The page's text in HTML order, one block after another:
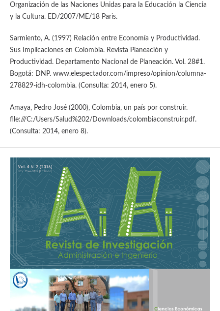
Organización de las Naciones Unidas para la Educación la Ciencia
y la Cultura. ED/2007/ME/18 Paris.
Sarmiento, A. (1997) Relación entre Economía y Productividad.
Sus Implicaciones en Colombia. Revista Planeación y
Productividad. Departamento Nacional de Planeación. Vol. 28#1.
Bogotá: DNP. www.elespectador.com/impreso/opinion/columna-
278829-idh-colombia. (Consulta: 2014, enero 5).
Amaya, Pedro José (2000), Colombia, un país por construir.
file:///C:/Users/Salud%202/Downloads/colombiaconstruir.pdf.
(Consulta: 2014, enero 8).